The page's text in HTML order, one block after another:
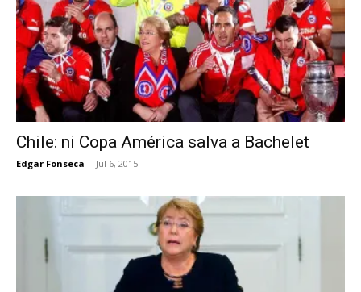
Chile: ni Copa América salva a Bachelet
Edgar Fonseca - Jul 6, 2015